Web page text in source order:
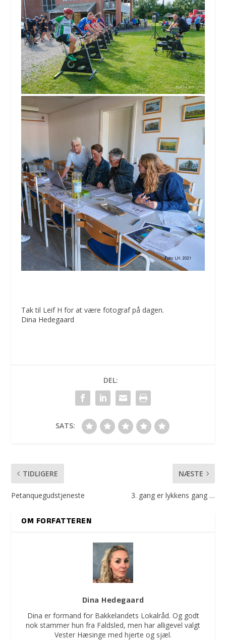
Tak til Leif H for at være fotograf på dagen.
Dina Hedegaard
DEL:
SATS:
TIDLIGERE
Petanquegudstjeneste
NÆSTE
3. gang er lykkens gang …
OM FORFATTEREN
Dina Hedegaard
Dina er formand for Bakkelandets Lokalråd. Og godt
nok stammer hun fra Faldsled, men har alligevel valgt
Vester Hæsinge med hjerte og sjæl.